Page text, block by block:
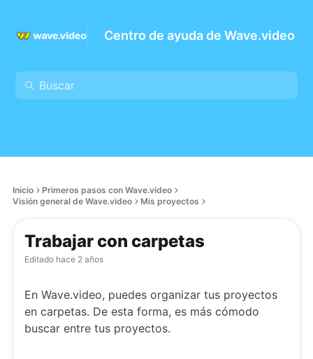
Centro de ayuda de Wave.video
Inicio
Primeros pasos con Wave.video
Visión general de Wave.video
Mis proyectos
Trabajar con carpetas
Editado hace 2 años
En Wave.video, puedes organizar tus proyectos
en carpetas. De esta forma, es más cómodo
buscar entre tus proyectos.